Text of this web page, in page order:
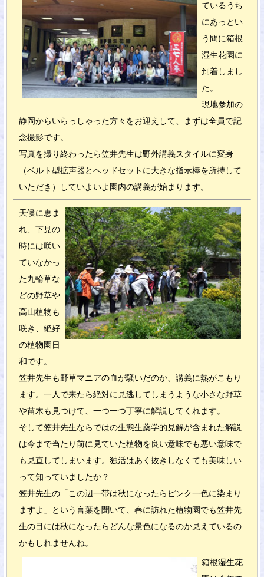
ているうち
にあっとい
う間に箱根
湿生花園に
到着しまし
た。
現地参加の
静岡からいらっしゃった方々をお迎えして、まずは全員で記
念撮影です。
写真を撮り終わったら笠井先生は野外講義スタイルに変身
（ベルト型拡声器とヘッドセットに大きな指示棒を所持して
いただき）していよいよ園内の講義が始まります。
天候に恵ま
れ、下見の
時には咲い
ていなかっ
た九輪草な
どの野草や
高山植物も
咲き、絶好
の植物園日
和です。
笠井先生も野草マニアの血が騒いだのか、講義に熱がこもり
ます。一人で来たら絶対に見逃してしまうような小さな野草
や苗木も見つけて、一つ一つ丁寧に解説してくれます。
そして笠井先生ならではの生態生薬学的見解が含まれた解説
は今まで当たり前に見ていた植物を良い意味でも悪い意味で
も見直してしまいます。独活はあく抜きしなくても美味しい
って知っていましたか？
笠井先生の「この辺一帯は秋になったらピンク一色に染まり
ますよ」という言葉を聞いて、春に訪れた植物園でも笠井先
生の目には秋になったらどんな景色になるのか見えているの
かもしれませんね。
箱根湿生花